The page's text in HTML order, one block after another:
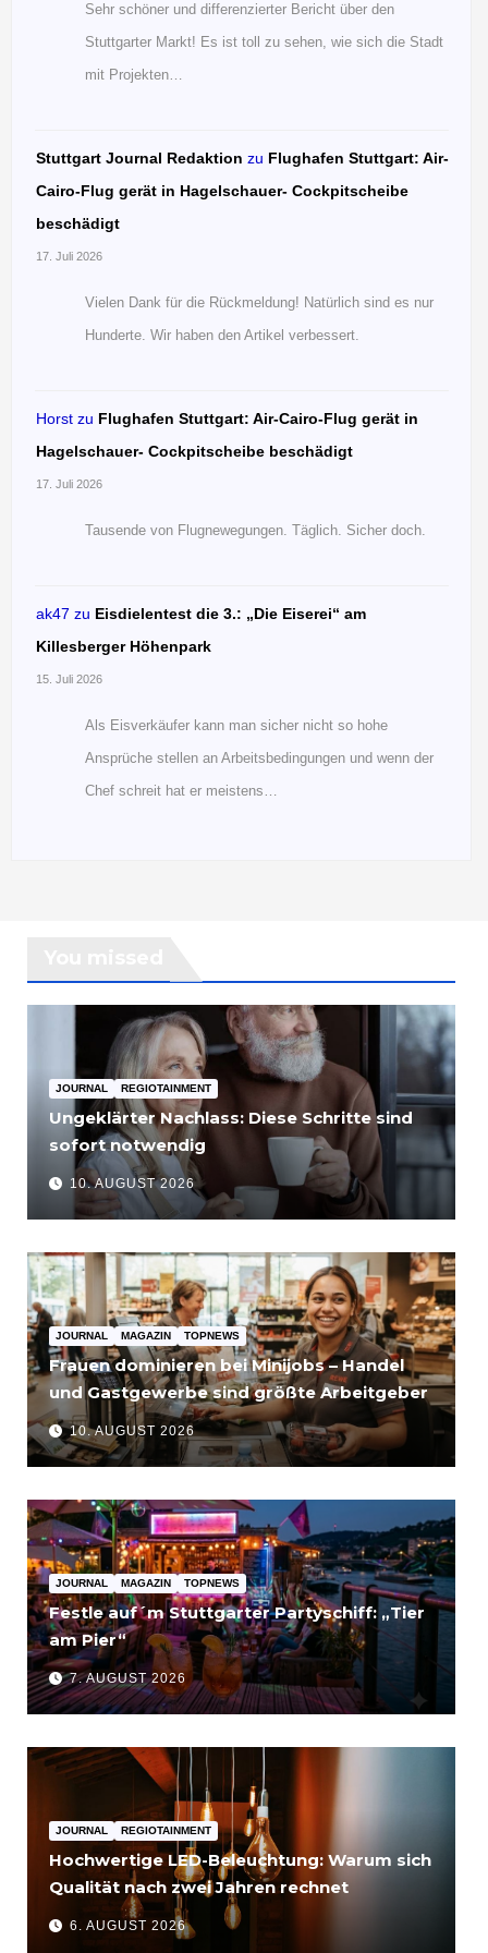
Sehr schöner und differenzierter Bericht über den
Stuttgarter Markt! Es ist toll zu sehen, wie sich die Stadt
mit Projekten…
Stuttgart Journal Redaktion zu Flughafen Stuttgart: Air-
Cairo-Flug gerät in Hagelschauer- Cockpitscheibe
beschädigt
17. Juli 2026
Vielen Dank für die Rückmeldung! Natürlich sind es nur
Hunderte. Wir haben den Artikel verbessert.
Horst zu Flughafen Stuttgart: Air-Cairo-Flug gerät in
Hagelschauer- Cockpitscheibe beschädigt
17. Juli 2026
Tausende von Flugnewegungen. Täglich. Sicher doch.
ak47 zu Eisdielentest die 3.: „Die Eiserei“ am
Killesberger Höhenpark
15. Juli 2026
Als Eisverkäufer kann man sicher nicht so hohe
Ansprüche stellen an Arbeitsbedingungen und wenn der
Chef schreit hat er meistens…
JOURNAL REGIOTAINMENT
Ungeklärter Nachlass: Diese Schritte sind
sofort notwendig
10. AUGUST 2026
JOURNAL MAGAZIN TOPNEWS
Frauen dominieren bei Minijobs – Handel
und Gastgewerbe sind größte Arbeitgeber
10. AUGUST 2026
JOURNAL MAGAZIN TOPNEWS
Festle auf´m Stuttgarter Partyschiff: „Tier
am Pier“
7. AUGUST 2026
JOURNAL REGIOTAINMENT
Hochwertige LED-Beleuchtung: Warum sich
Qualität nach zwei Jahren rechnet
6. AUGUST 2026